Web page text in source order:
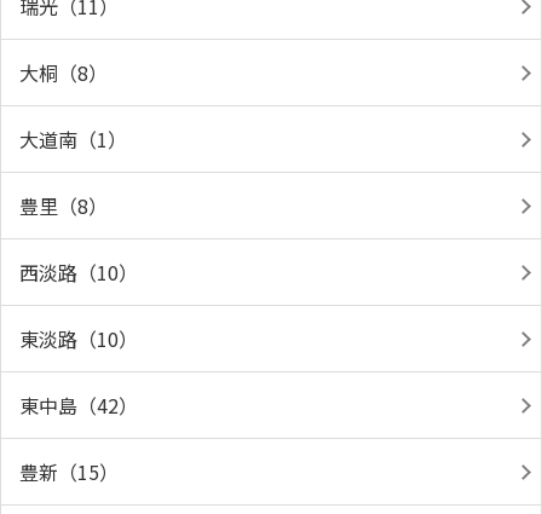
瑞光（11）
大桐（8）
大道南（1）
豊里（8）
西淡路（10）
東淡路（10）
東中島（42）
豊新（15）